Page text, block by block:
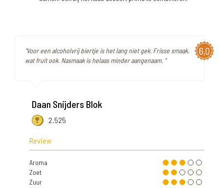
6,0
"Voor een alcoholvrij biertje is het lang niet gek. Frisse smaak,
wat fruit ook. Nasmaak is helaas minder aangenaam. "
Daan Snijders Blok
2.525
Review
Aroma
Zoet
Zuur